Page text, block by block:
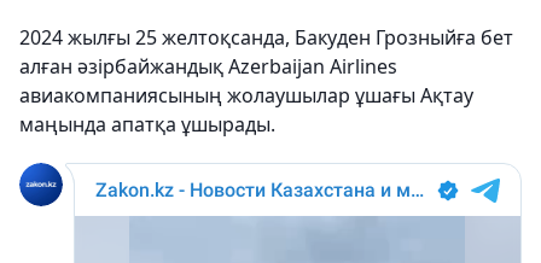
2024 жылғы 25 желтоқсанда, Бакуден Грозныйға бет
алған әзірбайжандық Azerbaijan Airlines
авиакомпаниясының жолаушылар ұшағы Ақтау
маңында апатқа ұшырады.